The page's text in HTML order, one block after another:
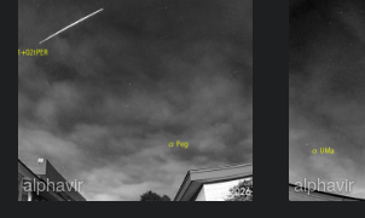
alphavir alphavir